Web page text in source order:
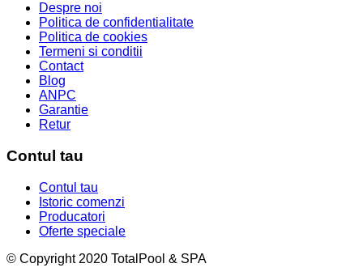
Despre noi
Politica de confidentialitate
Politica de cookies
Termeni si conditii
Contact
Blog
ANPC
Garantie
Retur
Contul tau
Contul tau
Istoric comenzi
Producatori
Oferte speciale
© Copyright 2020 TotalPool & SPA